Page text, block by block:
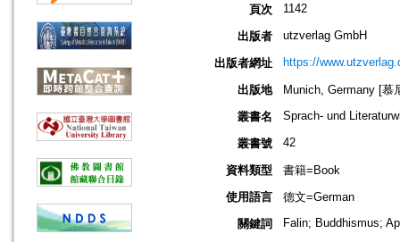
頁次 1142
出版者 utzverlag GmbH
出版者網址 https://
出版地
Munich, Germany [慕
叢書名
Sprach- und
叢書號 42
資料類型
書籍=Book
使用語言
德文=German
關鍵詞
Falin; Buddhismus;